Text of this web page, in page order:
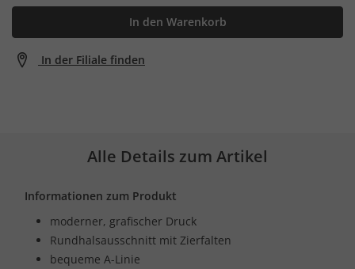
In den Warenkorb
In der Filiale finden
Alle Details zum Artikel
Informationen zum Produkt
moderner, grafischer Druck
Rundhalsausschnitt mit Zierfalten
bequeme A-Linie